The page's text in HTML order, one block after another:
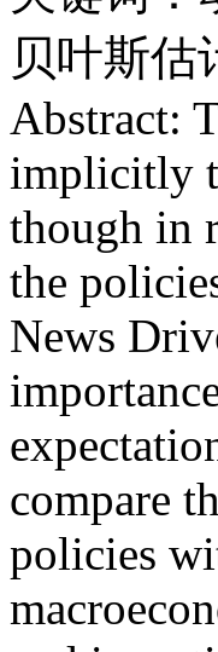
贝叶斯估
Abstract:
implicitly
though in
the
News
compare
policies